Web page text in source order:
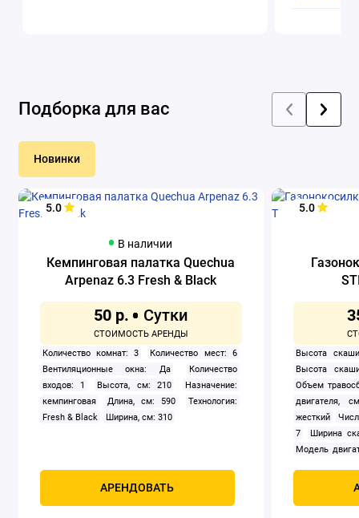
Подборка для вас
Новинки
5.0
В наличии
Кемпинговая палатка Quechua
Arpenaz 6.3 Fresh & Black
50 р.
Количество комнат: 3
Количество мест: 6
Вентиляционные окна: Да
Количество
входов: 1
Высота, см: 210
Назначение:
кемпинговая
Длина, см: 590
Технология:
Fresh & Black
Ширина, см: 310
АРЕНДОВАТЬ
5.0
Высота
Высота
Объем
двигателя,
жесткий
7
Ширина
Модель
Мощность,